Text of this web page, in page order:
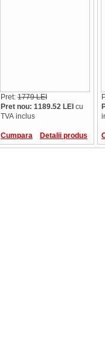
Pret: 1779 LEI
Pret nou: 1189.52 LEI cu
TVA inclus
Cumpara Detalii produs